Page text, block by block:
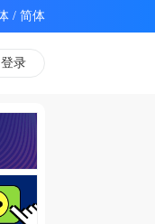
/
登录